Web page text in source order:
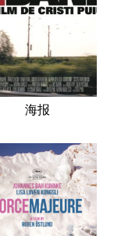
海报